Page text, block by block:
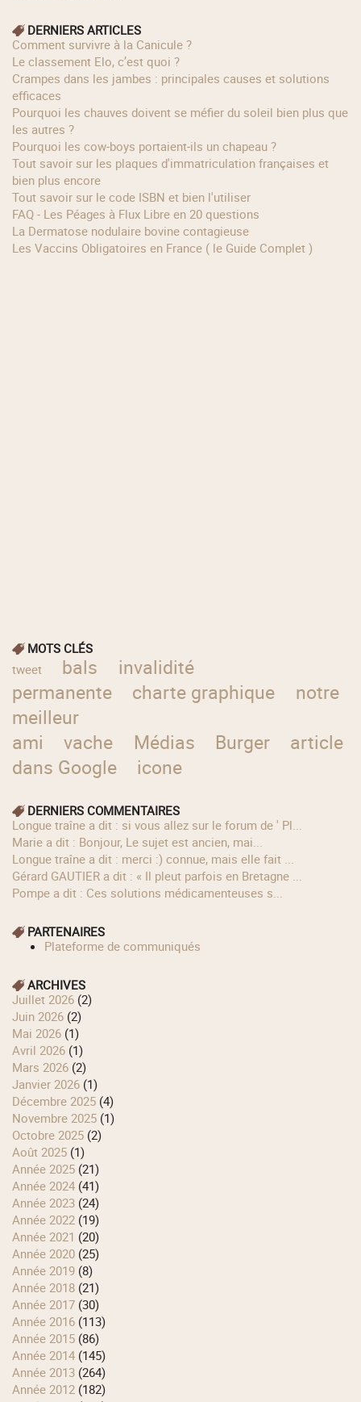
DERNIERS ARTICLES
Comment survivre à la Canicule ?
Le classement Elo, c’est quoi ?
Crampes dans les jambes : principales causes et solutions
efficaces
Pourquoi les chauves doivent se méfier du soleil bien plus que
les autres ?
Pourquoi les cow‑boys portaient‑ils un chapeau ?
Tout savoir sur les plaques d'immatriculation françaises et
bien plus encore
Tout savoir sur le code ISBN et bien l'utiliser
FAQ - Les Péages à Flux Libre en 20 questions
La Dermatose nodulaire bovine contagieuse
Les Vaccins Obligatoires en France ( le Guide Complet )
MOTS CLÉS
tweet
bals
invalidité
permanente
charte graphique
notre
meilleur
ami
vache Médias Burger
article
dans Google
icone
DERNIERS COMMENTAIRES
longue traîne a dit : si vous allez sur le forum de ' Pl...
Marie a dit : Bonjour, Le sujet est ancien, mai...
longue traîne a dit : merci :) connue, mais elle fait ...
Gérard GAUTIER a dit : « Il pleut parfois en Bretagne ...
Pompe a dit : Ces solutions médicamenteuses s...
PARTENAIRES
Plateforme de communiqués
ARCHIVES
juillet 2026 (2)
juin 2026 (2)
mai 2026 (1)
avril 2026 (1)
mars 2026 (2)
janvier 2026 (1)
décembre 2025 (4)
novembre 2025 (1)
octobre 2025 (2)
août 2025 (1)
année 2025 (21)
année 2024 (41)
année 2023 (24)
année 2022 (19)
année 2021 (20)
année 2020 (25)
année 2019 (8)
année 2018 (21)
année 2017 (30)
année 2016 (113)
année 2015 (86)
année 2014 (145)
année 2013 (264)
année 2012 (182)